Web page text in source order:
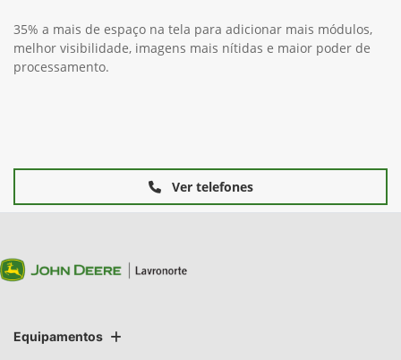
35% a mais de espaço na tela para adicionar mais módulos,
melhor visibilidade, imagens mais nítidas e maior poder de
processamento.
Ver telefones
Equipamentos